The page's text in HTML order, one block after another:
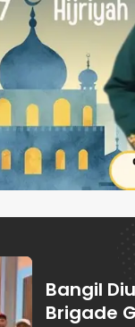
Bangil
Brigade